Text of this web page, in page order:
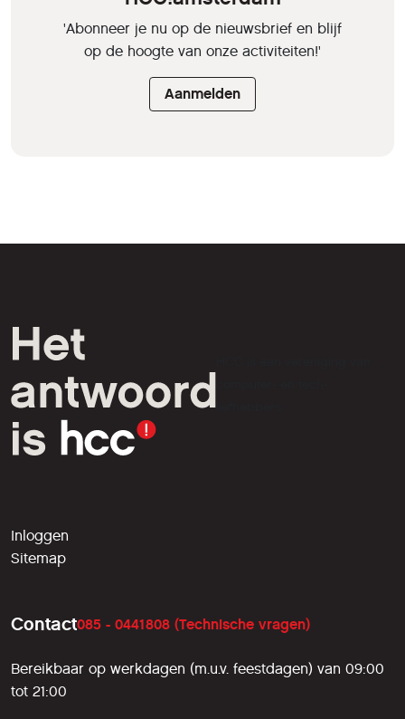
'Abonneer je nu op de nieuwsbrief en blijf
op de hoogte van onze activiteiten!'
Aanmelden
liefhebbers.
Inloggen
Sitemap
Contact085 - 0441808 (Technische vragen)
Bereikbaar op werkdagen (m.u.v. feestdagen) van 09:00
tot 21:00